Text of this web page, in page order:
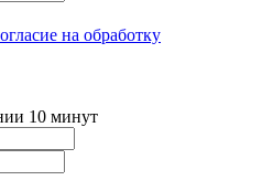
на обработку
10 минут